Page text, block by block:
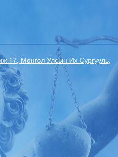
17, Монгол Улсын Их Сургууль,